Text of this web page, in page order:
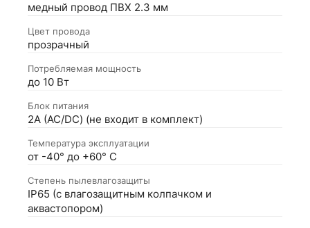
медный провод ПВХ 2.3 мм
Цвет провода
прозрачный
Потребляемая мощность
до 10 Вт
Блок питания
2А (АС/DC) (не входит в комплект)
Температура эксплуатации
от -40° до +60° С
Степень пылевлагозащиты
IP65 (с влагозащитным колпачком и
аквастопором)